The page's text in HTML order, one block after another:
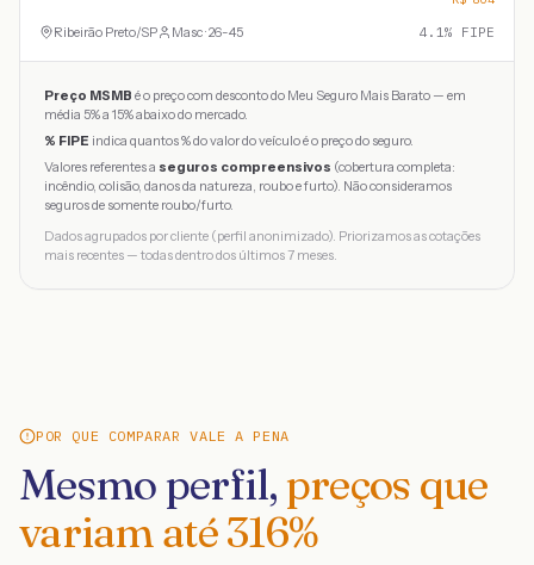
Ribeirão Preto/SP Masc · 26-45 4.1% FIPE
Preço MSMB é o preço com desconto do Meu Seguro Mais Barato — em
média 5% a 15% abaixo do mercado.
% FIPE indica quantos % do valor do veículo é o preço do seguro.
Valores referentes a seguros compreensivos (cobertura completa:
incêndio, colisão, danos da natureza, roubo e furto). Não consideramos
seguros de somente roubo/furto.
Dados agrupados por cliente (perfil anonimizado). Priorizamos as cotações
mais recentes — todas dentro dos últimos 7 meses.
POR QUE COMPARAR VALE A PENA
Mesmo perfil, preços que
variam até316%